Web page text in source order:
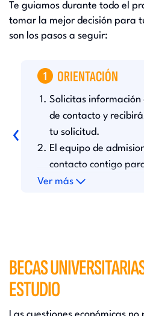
Te guiamos durante todo el
tomar la mejor decisión para
son los pasos a seguir:
1 ORIENTACIÓN
Solicitas información
de contacto y
tu solicitud.
El equipo de
contacto contigo
asesoría
Ver más
‹
BECAS
ESTUDIO